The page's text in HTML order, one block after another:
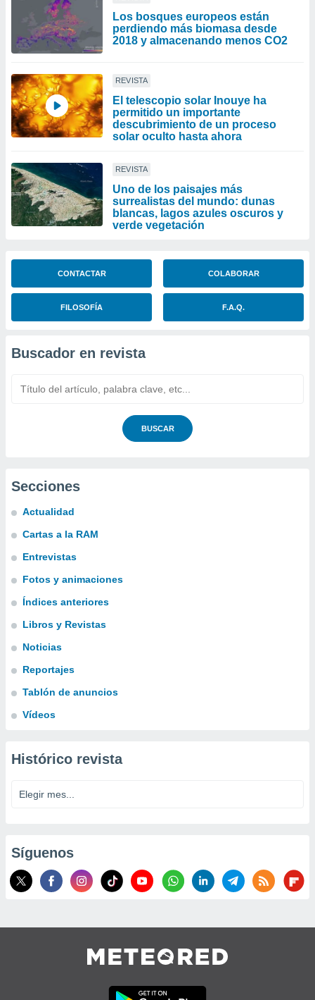
Los bosques europeos están
perdiendo más biomasa desde
2018 y almacenando menos CO2
REVISTA
El telescopio solar Inouye ha
permitido un importante
descubrimiento de un proceso
solar oculto hasta ahora
REVISTA
Uno de los paisajes más
surrealistas del mundo: dunas
blancas, lagos azules oscuros y
verde vegetación
CONTACTAR COLABORAR
FILOSOFÍA F.A.Q.
Buscador en revista
BUSCAR
Secciones
Actualidad
Cartas a la RAM
Entrevistas
Fotos y animaciones
Índices anteriores
Libros y Revistas
Noticias
Reportajes
Tablón de anuncios
Vídeos
Histórico revista
Síguenos